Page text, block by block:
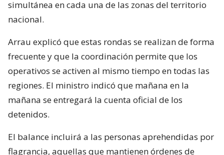
simultánea en cada una de las zonas del territorio
nacional.
Arrau explicó que estas rondas se realizan de forma
frecuente y que la coordinación permite que los
operativos se activen al mismo tiempo en todas las
regiones. El ministro indicó que mañana en la
mañana se entregará la cuenta oficial de los
detenidos.
El balance incluirá a las personas aprehendidas por
flagrancia, aquellas que mantienen órdenes de